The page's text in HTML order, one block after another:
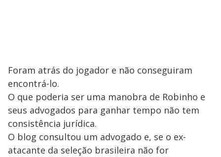
Foram atrás do jogador e não conseguiram
encontrá-lo.
O que poderia ser uma manobra de Robinho e
seus advogados para ganhar tempo não tem
consistência jurídica.
O blog consultou um advogado e, se o ex-
atacante da seleção brasileira não for